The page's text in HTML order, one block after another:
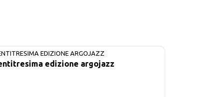
EDIZIONE ARGOJAZZ
edizione argojazz